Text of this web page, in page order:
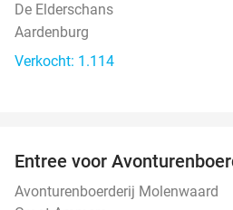
De Elderschans
Aardenburg
Verkocht: 1.114
Entree voor
Avonturenboerderij Molenwaard